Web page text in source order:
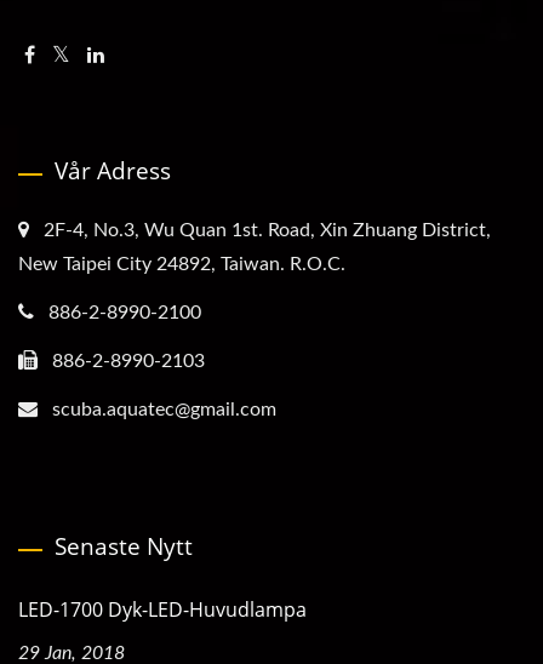
Vår Adress
2F-4, No.3, Wu Quan 1st. Road, Xin Zhuang District,
New Taipei City 24892, Taiwan. R.O.C.
886-2-8990-2100
886-2-8990-2103
scuba.aquatec@gmail.com
Senaste Nytt
LED-1700 Dyk-LED-Huvudlampa
29 Jan, 2018